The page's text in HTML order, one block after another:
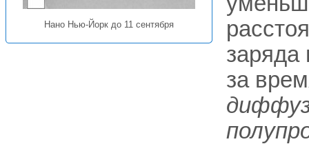
Нано Нью-Йорк до 11 сентября
заряда
за